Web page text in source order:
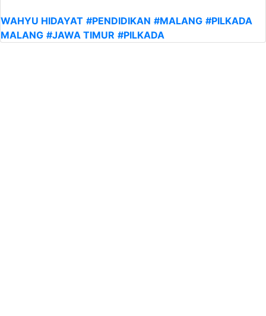
WAHYU HIDAYAT #PENDIDIKAN #MALANG #PILKADA
MALANG #JAWA TIMUR #PILKADA